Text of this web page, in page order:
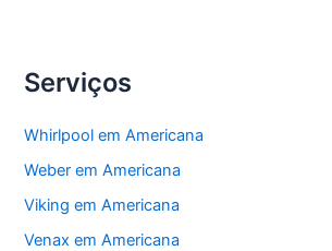
Serviços
Whirlpool em Americana
Weber em Americana
Viking em Americana
Venax em Americana